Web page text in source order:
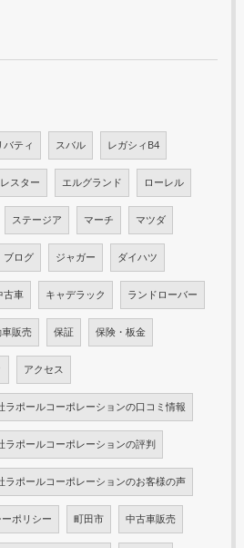
バティ スバル レガシィB4
スター エルグランド ローレル
ステージア マーチ マツダ
ブログ ジャガー ダイハツ
古車 キャデラック ランドローバー
車販売 保証 保険・板金
アクセス
ラポールコーポレーションの口コミ情報
ラポールコーポレーションの評判
ラポールコーポレーションのお客様の声
ポリシー 町田市 中古車販売